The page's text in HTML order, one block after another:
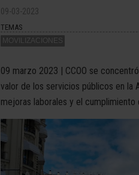
09-03-2023
TEMAS
MOVILIZACIONES
09 marzo 2023 | CCOO se
valor de los servicios públicos en la
mejoras laborales y el cumplimiento